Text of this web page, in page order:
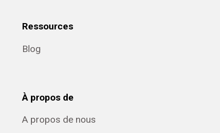
Ressources
Blog
À propos de
A propos de nous